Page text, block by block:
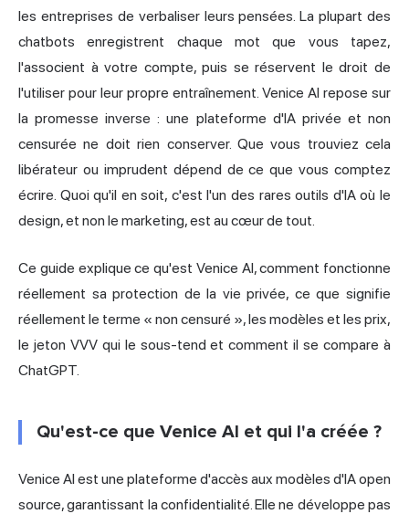
les entreprises de verbaliser leurs pensées. La plupart des
chatbots enregistrent chaque mot que vous tapez,
l'associent à votre compte, puis se réservent le droit de
l'utiliser pour leur propre entraînement. Venice AI repose sur
la promesse inverse : une plateforme d'IA privée et non
censurée ne doit rien conserver. Que vous trouviez cela
libérateur ou imprudent dépend de ce que vous comptez
écrire. Quoi qu'il en soit, c'est l'un des rares outils d'IA où le
design, et non le marketing, est au cœur de tout.
Ce guide explique ce qu'est Venice AI, comment fonctionne
réellement sa protection de la vie privée, ce que signifie
réellement le terme « non censuré », les modèles et les prix,
le jeton VVV qui le sous-tend et comment il se compare à
ChatGPT.
Qu'est-ce que Venice AI et qui l'a créée ?
Venice AI est une plateforme d'accès aux modèles d'IA open
source, garantissant la confidentialité. Elle ne développe pas